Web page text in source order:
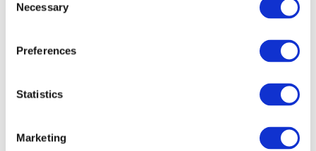
Selection
Necessary
Preferences
Statistics
Marketing
Все
мероприятия